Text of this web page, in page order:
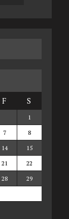
F S
1
7
8
14
15
21
22
28
29